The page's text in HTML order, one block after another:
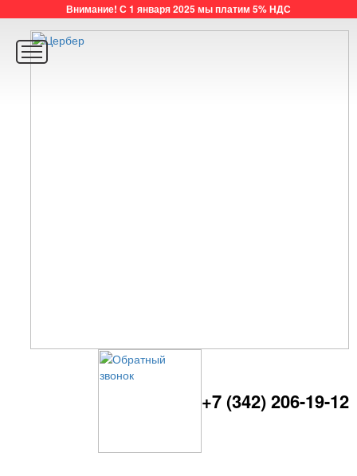
Внимание! С 1 января 2025 мы платим 5% НДС
+7 (342) 206-19-12